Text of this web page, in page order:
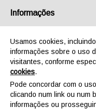
SNOW
Informações
Usamos cookies,
informações sobre o uso
visitantes, conforme
cookies.
Pode concordar com o
clicando num link ou num
informações ou